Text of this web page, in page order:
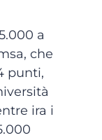
a
che
punti,
ira i